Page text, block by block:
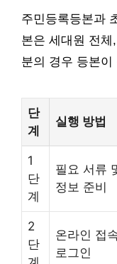
주민등록등본과
본은 세대원 전
분의 경우 등본
단
계
실행 방법
1
단
계
필요 서류
정보 준비
2
단
온라인 접
로그인